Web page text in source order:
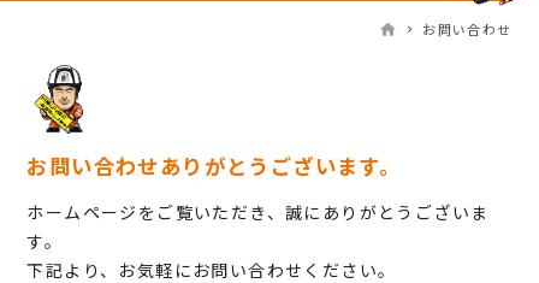
お問い合わせ
お問い合わせありがとうございます。
ホームページをご覧いただき、誠にありがとうございま
す。
下記より、お気軽にお問い合わせください。